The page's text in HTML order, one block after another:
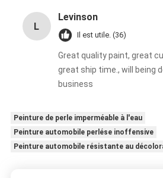
L
Levinson
Il est utile. (36)
Great quality paint, great
great ship time., will being
business
Peinture de perle imperméable à l'eau
Peinture automobile perlése inoffensive
Peinture automobile résistante au